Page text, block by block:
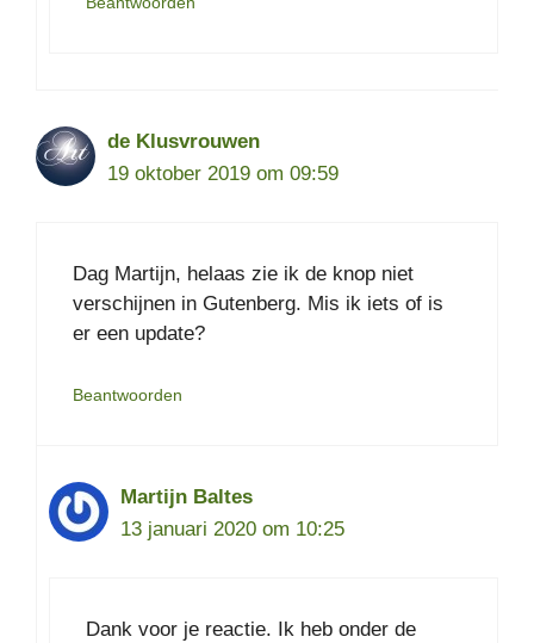
de Klusvrouwen
19 oktober 2019 om 09:59
Dag Martijn, helaas zie ik de knop niet
verschijnen in Gutenberg. Mis ik iets of is
er een update?
Beantwoorden
Martijn Baltes
13 januari 2020 om 10:25
Dank voor je reactie. Ik heb onder de